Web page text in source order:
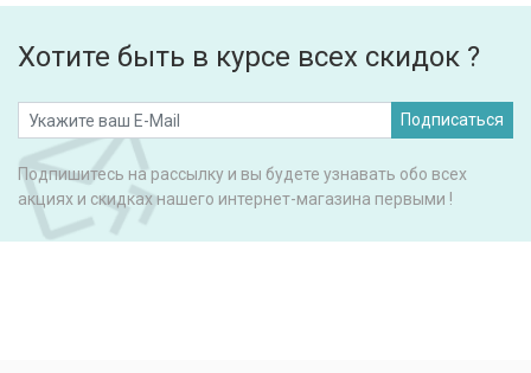
Хотите быть в курсе всех скидок ?
Подписаться
Подпишитесь на рассылку и вы будете узнавать обо всех
акциях и скидках нашего интернет-магазина первыми !